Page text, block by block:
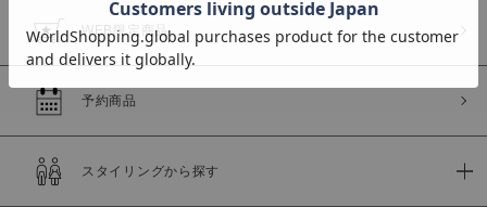
価格
WEB限定商品
予約商品
スタイリングから探す